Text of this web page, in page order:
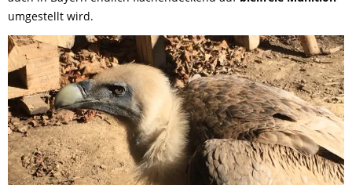
umgestellt wird.